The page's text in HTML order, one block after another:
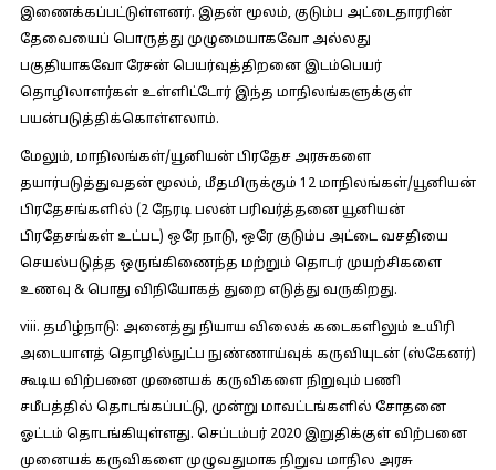
இணைக்கப்பட்டுள்ளனர். இதன் மூலம், குடும்ப அட்டைதாரரின்
தேவையைப் பொருத்து முழுமையாகவோ அல்லது
பகுதியாகவோ ரேசன் பெயர்வுத்திறனை இடம்பெயர்
தொழிலாளர்கள் உள்ளிட்டோர் இந்த மாநிலங்களுக்குள்
பயன்படுத்திக்கொள்ளலாம்.
மேலும், மாநிலங்கள்/யூனியன் பிரதேச அரசுகளை
தயார்படுத்துவதன் மூலம், மீதமிருக்கும் 12 மாநிலங்கள்/யூனியன்
பிரதேசங்களில் (2 நேரடி பலன் பரிவர்த்தனை யூனியன்
பிரதேசங்கள் உட்பட) ஒரே நாடு, ஒரே குடும்ப அட்டை வசதியை
செயல்படுத்த ஒருங்கிணைந்த மற்றும் தொடர் முயற்சிகளை
உணவு & பொது விநியோகத் துறை எடுத்து வருகிறது.
viii. தமிழ்நாடு: அனைத்து நியாய விலைக் கடைகளிலும் உயிரி
அடையாளத் தொழில்நுட்ப நுண்ணாய்வுக் கருவியுடன் (ஸ்கேனர்)
கூடிய விற்பனை முனையக் கருவிகளை நிறுவும் பணி
சமீபத்தில் தொடங்கப்பட்டு, முன்று மாவட்டங்களில் சோதனை
ஓட்டம் தொடங்கியுள்ளது. செப்டம்பர் 2020 இறுதிக்குள் விற்பனை
முனையக் கருவிகளை முழுவதுமாக நிறுவ மாநில அரசு